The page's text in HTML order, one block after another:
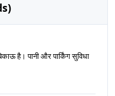
है। पानी और पार्किंग सुविधा